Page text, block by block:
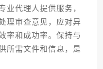
业代理人提供服务，
理审查意见，应对异
率和成功率。保持与
所需文件和信息，是